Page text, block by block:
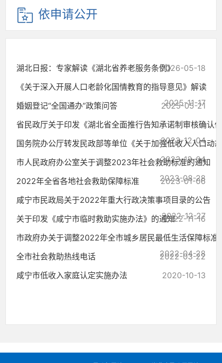
依申请公开
湖北日报：专家解读《湖北省养老服务条例》2026-05-18
《关于深入开展人口老龄化国情教育的指导意见》解读
2025-11-17
婚姻登记“全国通办”政策问答
2025-05-21
省民政厅关于印发《湖北省全面推行告知承诺制审核确认
2023-12-04
国务院办公厅转发民政部等单位《关于加强低收入人口动
2023-12-04
市人民政府办公室关于调整2023年社会救助标准的通知
2023-08-28
2022年全省各地社会救助保障标准
2023-01-06
咸宁市民政局关于2022年重大行政决策事项目录的公告
2022-12-27
关于印发《咸宁市临时救助实施办法》的通知2022-11-16
市政府办关于调整2022年全市城乡居民最低生活保障标准
2022-04-28
全市社会救助热线电话
2022-03-22
咸宁市低收入家庭认定实施办法
2020-10-13